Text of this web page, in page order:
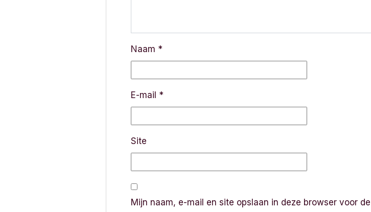
Naam *
E-mail *
Site
Mijn naam, e-mail en site opslaan in deze browser voor